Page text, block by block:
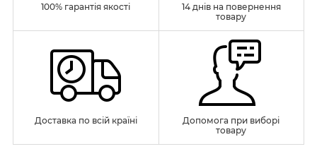
100% гарантія якості
14 днів на повернення
товару
Доставка по всій країні
Допомога при виборі
товару